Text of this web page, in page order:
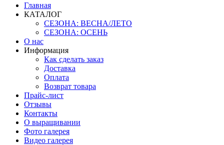
Главная
КАТАЛОГ
СЕЗОНА: ВЕСНА/ЛЕТО
СЕЗОНА: ОСЕНЬ
О нас
Информация
Как сделать заказ
Доставка
Оплата
Возврат товара
Прайс-лист
Отзывы
Контакты
О выращивании
Фото галерея
Видео галерея